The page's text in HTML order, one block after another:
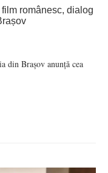
românesc, dialog
din Brașov anunță cea